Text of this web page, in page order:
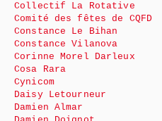
Collectif La Rotative
Comité des fêtes de CQFD
Constance Le Bihan
Constance Vilanova
Corinne Morel Darleux
Cosa Rara
Cynicom
Daisy Letourneur
Damien Almar